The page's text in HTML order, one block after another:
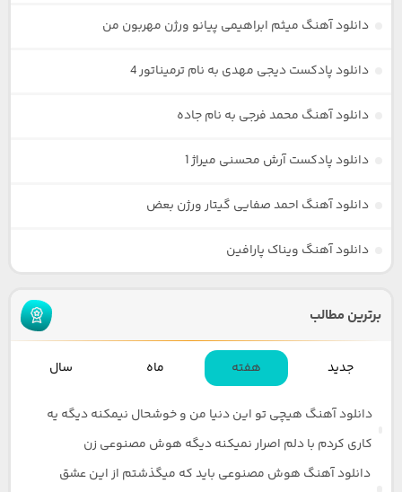
دانلود آهنگ میثم ابراهیمی پیانو ورژن مهربون من
دانلود پادکست دیجی مهدی به نام ترمیناتور 4
دانلود آهنگ محمد فرجی به نام جاده
دانلود پادکست آرش محسنی میراژ 1
دانلود آهنگ احمد صفایی گیتار ورژن بعض
دانلود آهنگ ویناک پارافین
برترین مطالب
جدید هفته ماه سال
دانلود آهنگ هیچی تو این دنیا من و خوشحال نیمکنه دیگه یه
کاری کردم با دلم اصرار نمیکنه دیگه هوش مصنوعی زن
دانلود آهنگ هوش مصنوعی باید که میگذشتم از این عشق